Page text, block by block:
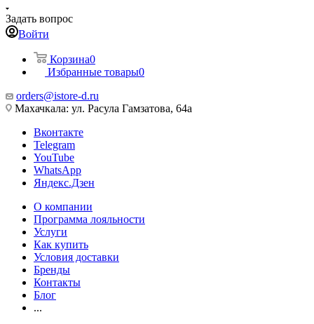
Задать вопрос
Войти
Корзина0
Избранные товары0
orders@istore-d.ru
Махачкала: ул. Расула Гамзатова, 64а
Вконтакте
Telegram
YouTube
WhatsApp
Яндекс.Дзен
О компании
Программа лояльности
Услуги
Как купить
Условия доставки
Бренды
Контакты
Блог
...